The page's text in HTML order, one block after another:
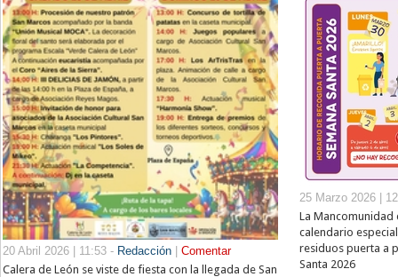
20 Abril 2026 | 11:53 - Redacción
Comentar
Calera de León se viste de fiesta con la llegada de San
25 Marzo 2026 |
La Mancomunidad
calendario
residuos puerta a
Santa 2026